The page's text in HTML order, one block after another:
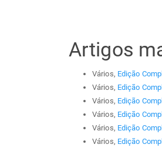
Artigos
Vários, Edição
Vários, Edição
Vários, Edição
Vários, Edição
Vários, Edição
Vários, Edição